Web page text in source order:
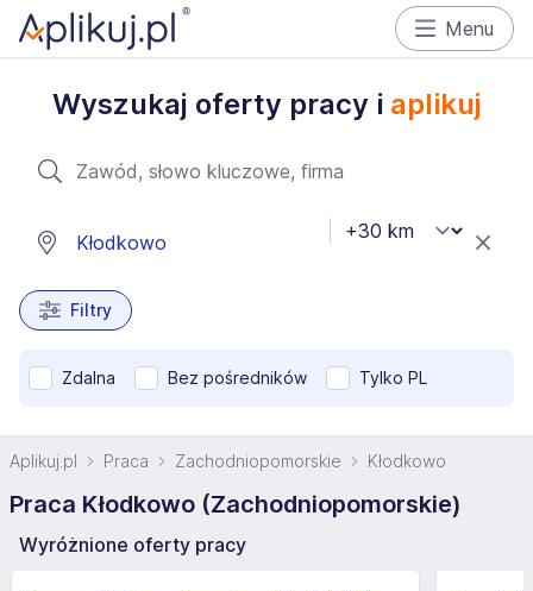
Menu
Wyszukaj oferty pracy i aplikuj
Filtry
Zdalna Bez pośredników Tylko PL
Aplikuj.pl Praca Zachodniopomorskie Kłodkowo
Praca Kłodkowo (Zachodniopomorskie)
Wyróżnione oferty pracy